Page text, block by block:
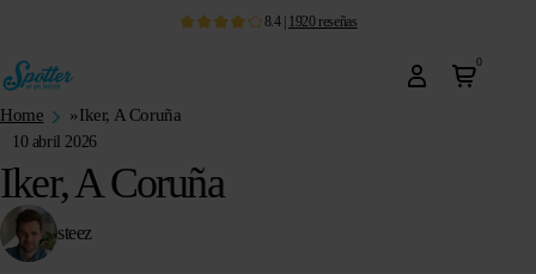
8.4| 1920 reseñas
0
Home »Iker, A Coruña
10 abril 2026
Iker, A Coruña
steez